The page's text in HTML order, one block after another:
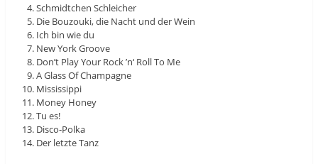
Schmidtchen Schleicher
Die Bouzouki, die Nacht und der Wein
Ich bin wie du
New York Groove
Don’t Play Your Rock ’n‘ Roll To Me
A Glass Of Champagne
Mississippi
Money Honey
Tu es!
Disco-Polka
Der letzte Tanz